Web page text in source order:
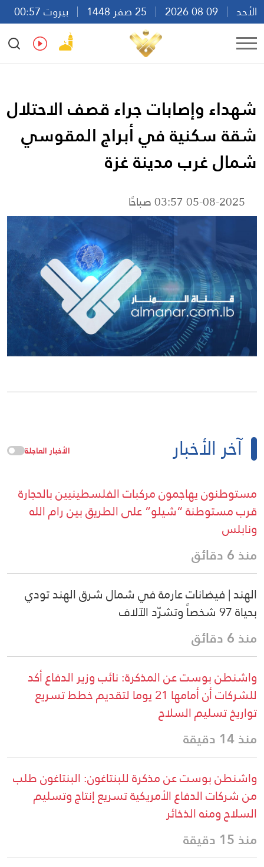
الأحد
بيروت 00:57
Ar
En Fr Es
شهداء وإصابات جراء قصف الاحتلال
شقة سكنية في أبراج المقوسي
شمال غرب مدينة غزة
05-08-2025 03:57 صباحًا
آخر الأخبار الأخبار العاجلة
مستوطنون يهاجمون مركبات الفلسطينيين بالحجارة
قرب مستوطنة “شيلو” على الطريق بين رام الله
ونابلس
منذ 6 دقائق
الهند | فيضانات عارمة في شمال شرق الهند تودي
بحياة 97 شخصاً وتشرّد الآلاف
منذ 6 دقائق
واشنطن بوست عن المذكرة: نائب وزير الدفاع أكد
للشركات أن أمامها 21 يوما لتقديم خطط تسريع
تواريخ تسليم السلاح
منذ 14 دقيقة
واشنطن بوست عن مذكرة للبنتاغون: البنتاغون طلب
من شركات الدفاع الأمريكية تسريع إنتاج وتسليم
السلاح ومنه الذخائر
منذ 15 دقيقة